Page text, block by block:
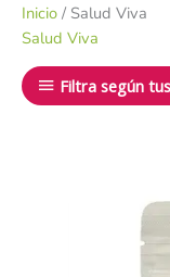
Inicio / Salud Viva
Salud Viva
Filtra según